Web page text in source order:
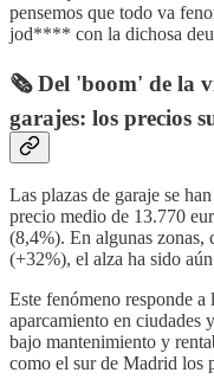
pensemos que todo va
jod**** con la dichosa
🗞️ Del 'boom' de la
garajes: los precios
Las plazas de garaje se
precio medio de 13.770
(8,4%). En algunas
(+32%), el alza ha sido
Este fenómeno responde
aparcamiento en ciudades
bajo mantenimiento y
como el sur de Madrid los